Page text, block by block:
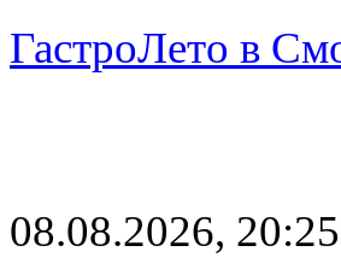
ГастроЛето в
08.08.2026, 20:25